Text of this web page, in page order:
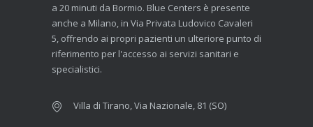
a 20 minuti da Bormio. Blue Centers è presente
anche a Milano, in Via Privata Ludovico Cavaleri
5, offrendo ai propri pazienti un ulteriore punto di
riferimento per l'accesso ai servizi sanitari e
specialistici.
Villa di Tirano, Via Nazionale, 81 (SO)